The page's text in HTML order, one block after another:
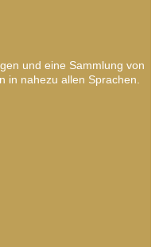
und eine Sammlung von
in nahezu allen Sprachen.